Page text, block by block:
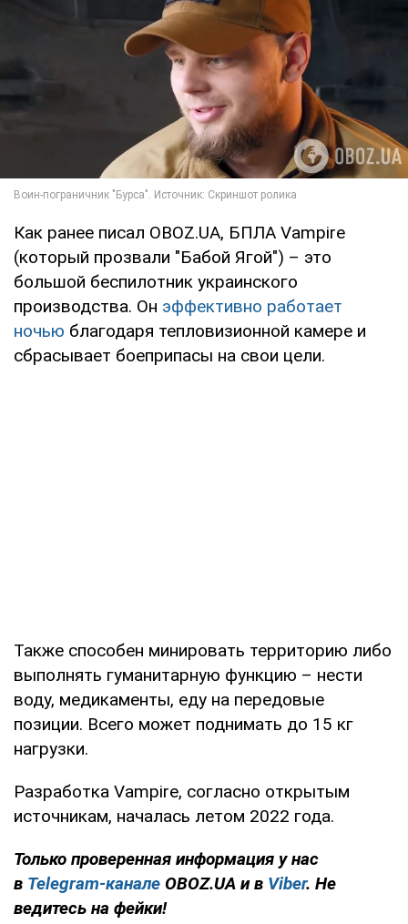
Как ранее писал OBOZ.UA, БПЛА Vampire
(который прозвали "Бабой Ягой") – это
большой беспилотник украинского
производства. Он эффективно работает
ночью благодаря тепловизионной камере и
сбрасывает боеприпасы на свои цели.
Также способен минировать территорию либо
выполнять гуманитарную функцию – нести
воду, медикаменты, еду на передовые
позиции. Всего может поднимать до 15 кг
нагрузки.
Разработка Vampire, согласно открытым
источникам, началась летом 2022 года.
Только проверенная информация у нас
в Telegram-канале OBOZ.UA и в Viber. Не
ведитесь на фейки!